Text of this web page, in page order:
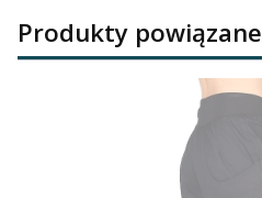
Produkty powiązane